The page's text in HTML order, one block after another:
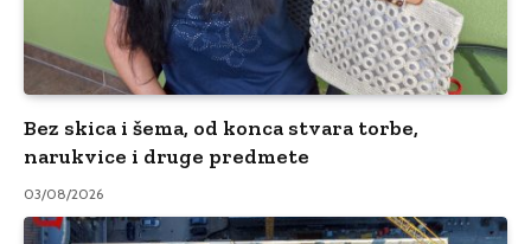
Bez skica i šema, od konca stvara torbe,
narukvice i druge predmete
03/08/2026